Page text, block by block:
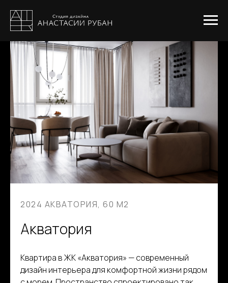
2024 АКВАТОРИЯ, 60 М2
Акватория
Квартира в ЖК «Акватория» — современный
дизайн интерьера для комфортной жизни рядом